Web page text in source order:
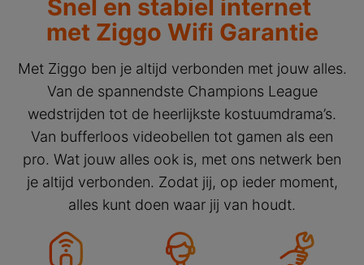
Snel en stabiel internet
met Ziggo Wifi Garantie
Met Ziggo ben je altijd verbonden met jouw alles.
Van de spannendste Champions League
wedstrijden tot de heerlijkste kostuumdrama’s.
Van bufferloos videobellen tot gamen als een
pro. Wat jouw alles ook is, met ons netwerk ben
je altijd verbonden. Zodat jij, op ieder moment,
alles kunt doen waar jij van houdt.